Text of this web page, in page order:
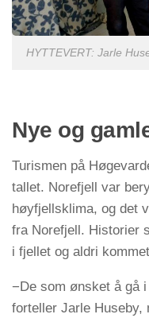
HYTTEVERT: Jarle
Nye og
Turismen på
tallet. Norefjell var
høyfjellsklima, og det
fra Norefjell. Historier
i fjellet og aldri
−De som ønsket å gå
forteller Jarle Huseby,